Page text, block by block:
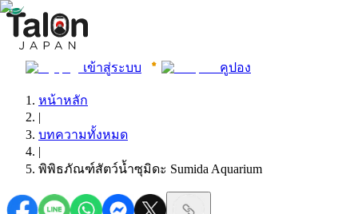
เข้าสู่ระบบ คูปอง
หน้าหลัก
|
บทความทั้งหมด
|
พิพิธภัณฑ์สัตว์น้ำซุมิดะ Sumida Aquarium